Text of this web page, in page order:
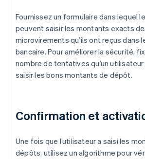
Fournissez un formulaire dans lequel
peuvent saisir les montants exacts
microvirements qu’ils ont reçus dans
bancaire. Pour améliorer la sécurité,
nombre de tentatives qu’un
saisir les bons montants de dépôt.
Confirmation et
Une fois que l’utilisateur a saisi les
dépôts, utilisez un algorithme pour